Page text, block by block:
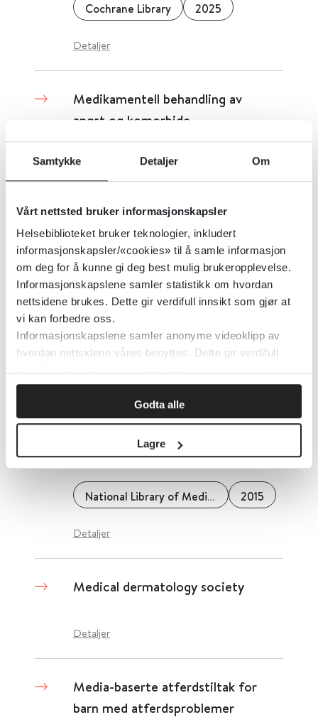
Samtykke Detaljer Om
Vårt nettsted bruker informasjonskapsler
Helsebiblioteket bruker teknologier, inkludert
informasjonskapsler/«cookies» til å samle informasjon
om deg for å kunne gi deg best mulig brukeropplevelse.
Informasjonskapslene samler statistikk om hvordan
nettsidene brukes. Dette gir verdifull innsikt som gjør at
vi kan forbedre oss.
Informasjonskapslene samler anonyme videoklipp av
hvordan nettsidene våres benyttes. Dette gir verdifull
Godta alle
Lagre
Cochrane Library 2025
Detaljer
Medikamentell behandling av
angst og komorbide
alkoholproblemer
Cochrane Library 2015
Detaljer
Medikamentell behandling av
ADHD hos barn med komorbide
ticsforstyrrelser
Cochrane Library 2018
Detaljer
Medical Subject Headings (MeSH
på engelsk)
National Library of Medicine (NLM) 2015
Detaljer
Medical dermatology society
Detaljer
Media-baserte atferdstiltak for
barn med atferdsproblemer